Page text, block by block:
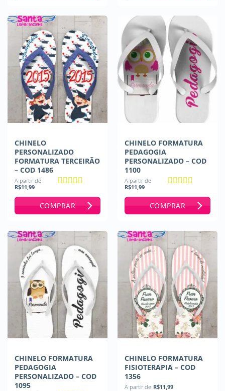
CHINELO
PERSONALIZADO
FORMATURA TERCEIRÃO
– COD 1486
A partir de
R$11,99
COMPRAR
CHINELO FORMATURA
PEDAGOGIA
PERSONALIZADO – COD
1100
A partir de
R$11,99
COMPRAR
CHINELO FORMATURA
PEDAGOGIA
PERSONALIZADO – COD
1095
CHINELO FORMATURA
FISIOTERAPIA – COD
1356
A partir de R$11,99